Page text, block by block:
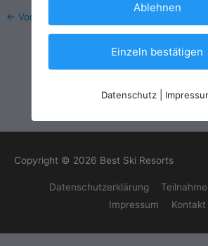
← Vorheriger Medien
Copyright © 2026 Best Ski Resorts
Datenschutzerklärung
Impressum
Kontakt
Ablehnen
Einzeln bestätigen
Datenschutz